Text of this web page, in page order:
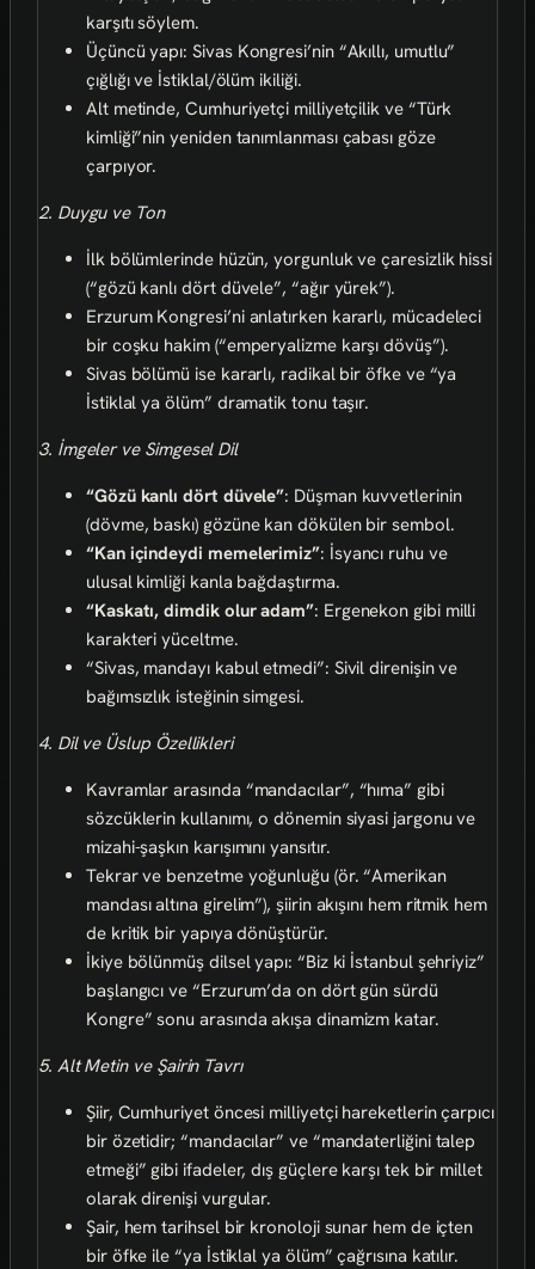
karşıtı söylem.
Üçüncü yapı: Sivas Kongresi’nin “Akıllı, umutlu”
çığlığı ve İstiklal/ölüm ikiliği.
Alt metinde, Cumhuriyetçi milliyetçilik ve “Türk
kimliği”nin yeniden tanımlanması çabası göze
çarpıyor.
2. Duygu ve Ton
İlk bölümlerinde hüzün, yorgunluk ve çaresizlik hissi
(“gözü kanlı dört düvele”, “ağır yürek”).
Erzurum Kongresi’ni anlatırken kararlı, mücadeleci
bir coşku hakim (“emperyalizme karşı dövüş”).
Sivas bölümü ise kararlı, radikal bir öfke ve “ya
İstiklal ya ölüm” dramatik tonu taşır.
3. İmgeler ve Simgesel Dil
“Gözü kanlı dört düvele”: Düşman kuvvetlerinin
(dövme, baskı) gözüne kan dökülen bir sembol.
“Kan içindeydi memelerimiz”: İsyancı ruhu ve
ulusal kimliği kanla bağdaştırma.
“Kaskatı, dimdik olur adam”: Ergenekon gibi milli
karakteri yüceltme.
“Sivas, mandayı kabul etmedi”: Sivil direnişin ve
bağımsızlık isteğinin simgesi.
4. Dil ve Üslup Özellikleri
Kavramlar arasında “mandacılar”, “hıma” gibi
sözcüklerin kullanımı, o dönemin siyasi jargonu ve
mizahi-şaşkın karışımını yansıtır.
Tekrar ve benzetme yoğunluğu (ör. “Amerikan
mandası altına girelim”), şiirin akışını hem ritmik hem
de kritik bir yapıya dönüştürür.
İkiye bölünmüş dilsel yapı: “Biz ki İstanbul şehriyiz”
başlangıcı ve “Erzurum’da on dört gün sürdü
Kongre” sonu arasında akışa dinamizm katar.
5. Alt Metin ve Şairin Tavrı
Şiir, Cumhuriyet öncesi milliyetçi hareketlerin çarpıcı
bir özetidir; “mandacılar” ve “mandaterliğini talep
etmeği” gibi ifadeler, dış güçlere karşı tek bir millet
olarak direnişi vurgular.
Şair, hem tarihsel bir kronoloji sunar hem de içten
bir öfke ile “ya İstiklal ya ölüm” çağrısına katılır.